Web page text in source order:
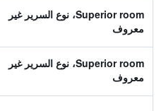
Superior room، نوع السرير غير
معروف
Superior room، نوع السرير غير
معروف